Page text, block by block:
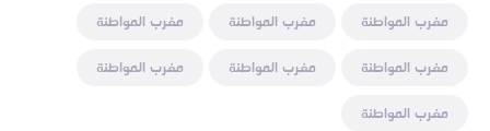
مغرب المواطنة
مغرب المواطنة
مغرب المواطنة
مغرب المواطنة
مغرب المواطنة
مغرب المواطنة
مغرب المواطنة